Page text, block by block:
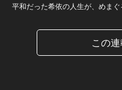
平和だった希依の人生が、めま
この